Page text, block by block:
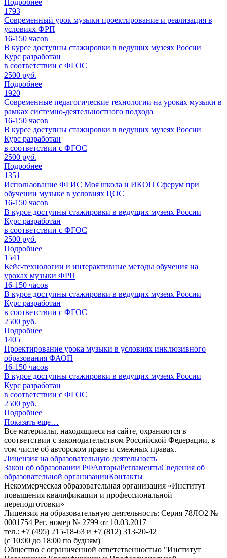
1793
Современный урок музыки проектирование и реализация в
условиях ФРП
16-150 часов
В курсе доступны стажировки в ведущих музеях России
Курс разработан
в соответствии с ФГОС
2500 руб.
Подробнее
1920
Современные педагогические технологии на уроках музыки в
рамках системно-деятельностного подхода
16-150 часов
В курсе доступны стажировки в ведущих музеях России
Курс разработан
в соответствии с ФГОС
2500 руб.
Подробнее
1351
Использование ФГИС Моя школа и ИКОП Сферум при
обучении музыке в условиях ЦОС
16-150 часов
В курсе доступны стажировки в ведущих музеях России
Курс разработан
в соответствии с ФГОС
2500 руб.
Подробнее
1541
Кейс-технологии и интерактивные методы обучения на
уроках музыки ФРП
16-150 часов
В курсе доступны стажировки в ведущих музеях России
Курс разработан
в соответствии с ФГОС
2500 руб.
Подробнее
1405
Проектирование урока музыки в условиях инклюзивного
образования ФАОП
16-150 часов
В курсе доступны стажировки в ведущих музеях России
Курс разработан
в соответствии с ФГОС
2500 руб.
Подробнее
Показать еще…
Все материалы, находящиеся на сайте, охраняются в
соответствии с законодательством Российской Федерации, в
том числе об авторском праве и смежных правах.
Лицензия на образовательную деятельность
Закон об образовании РФАвторыРегламентыСведения об
образовательной организацииКонтакты
Некоммерческая образовательная организация «Институт
повышения квалификации и профессиональной
переподготовки»
Лицензия на образовательную деятельность: Серия 78ЛО2 №
0001754 Рег. номер № 2799 от 10.03.2017
тел.: +7 (495) 215-18-63 и +7 (812) 313-20-42
(с 10:00 до 18:00 по будням)
Общество с ограниченной ответственностью "Институт